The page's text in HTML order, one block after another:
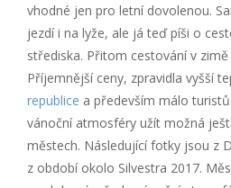
vhodné jen pro letní dovolenou.
jezdí i na lyže, ale já teď píši o
střediska. Přitom cestování v
Příjemnější ceny, zpravidla vyšší
republice a především málo
vánoční atmosféry užít možná
městech. Následující fotky jsou z
z období okolo Silvestra 2017.